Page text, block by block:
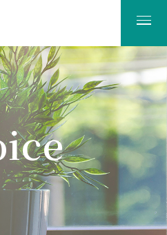
様の声